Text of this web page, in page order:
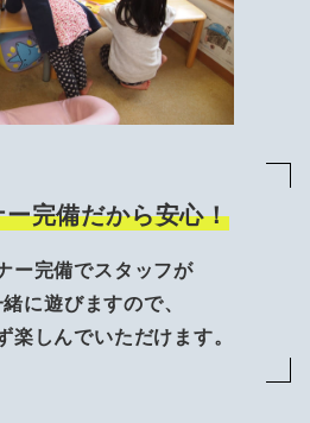
完備だから安心！
ー完備でスタッフが
に遊びますので、
楽しんでいただけます。